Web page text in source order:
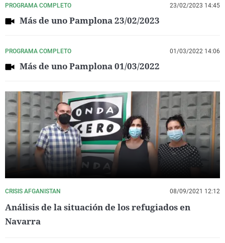
PROGRAMA COMPLETO 23/02/2023 14:45
Más de uno Pamplona 23/02/2023
PROGRAMA COMPLETO 01/03/2022 14:06
Más de uno Pamplona 01/03/2022
CRISIS AFGANISTAN 08/09/2021 12:12
Análisis de la situación de los refugiados en
Navarra